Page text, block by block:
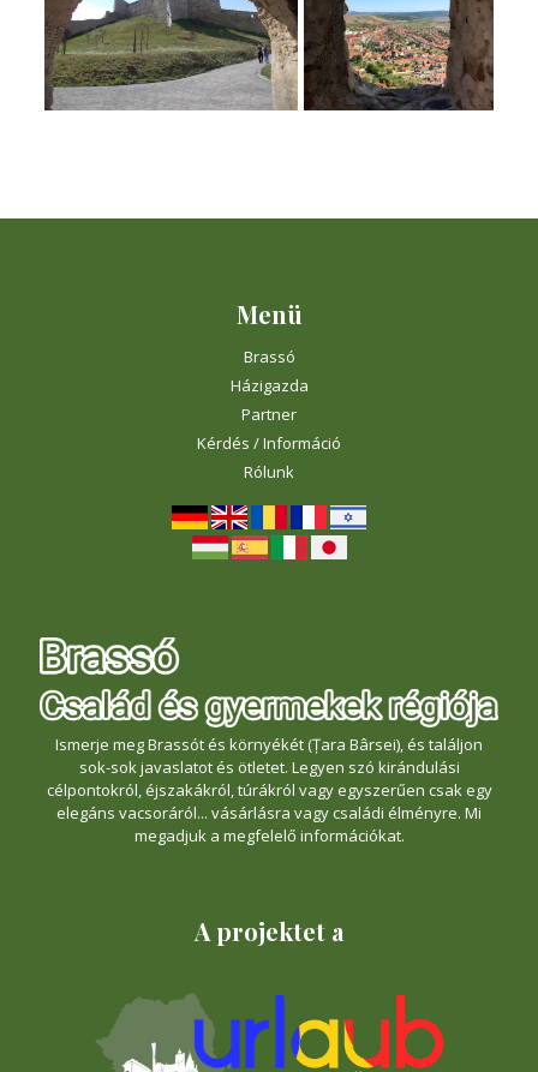
Menü
Brassó
Házigazda
Partner
Kérdés / Információ
Rólunk
Ismerje meg Brassót és környékét (Țara Bârsei), és találjon
sok-sok javaslatot és ötletet. Legyen szó kirándulási
célpontokról, éjszakákról, túrákról vagy egyszerűen csak egy
elegáns vacsoráról... vásárlásra vagy családi élményre. Mi
megadjuk a megfelelő információkat.
A projektet a